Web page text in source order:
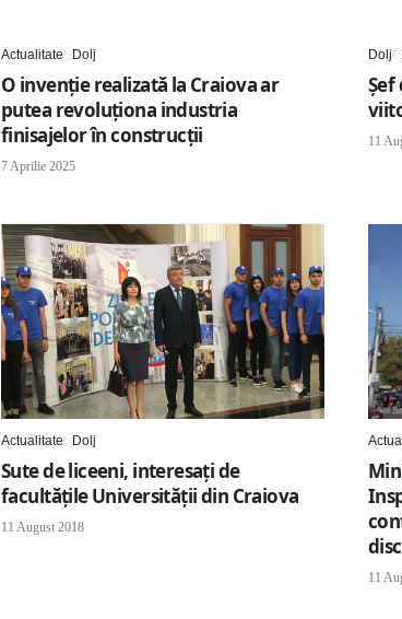
Actualitate Dolj
O invenție realizată la Craiova ar
putea revoluționa industria
finisajelor în construcții
7 Aprilie 2025
Dolj
11
Actualitate Dolj
Sute de liceeni, interesaţi de
facultăţile Universităţii din Craiova
11 August 2018
11